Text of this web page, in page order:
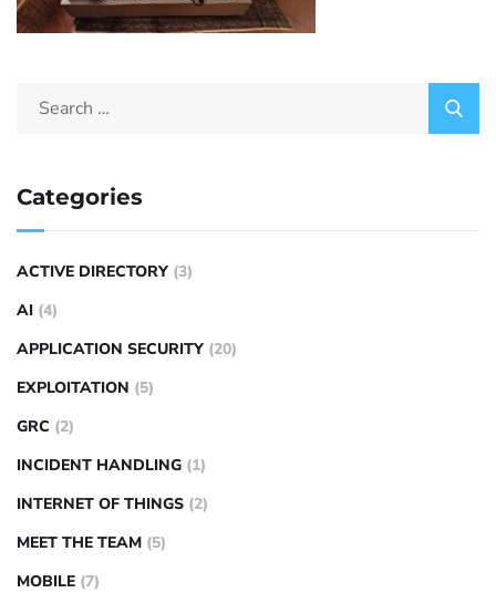
Categories
ACTIVE DIRECTORY (3)
AI (4)
APPLICATION SECURITY (20)
EXPLOITATION (5)
GRC (2)
INCIDENT HANDLING (1)
INTERNET OF THINGS (2)
MEET THE TEAM (5)
MOBILE (7)